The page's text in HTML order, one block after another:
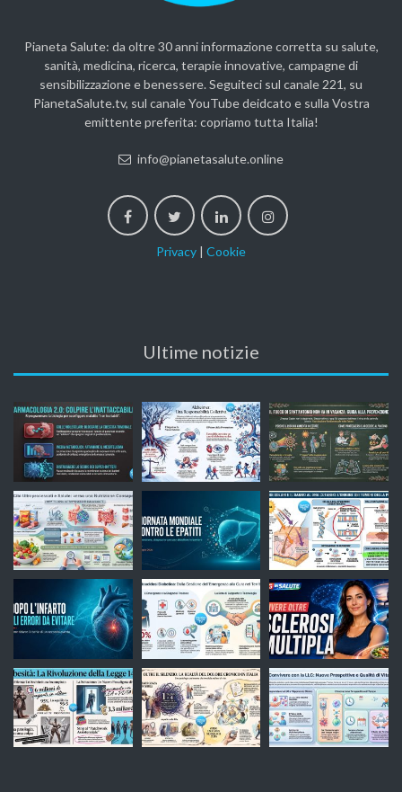
Pianeta Salute: da oltre 30 anni informazione corretta su salute,
sanità, medicina, ricerca, terapie innovative, campagne di
sensibilizzazione e benessere. Seguiteci sul canale 221, su
PianetaSalute.tv, sul canale YouTube deidcato e sulla Vostra
emittente preferita: copriamo tutta Italia!
info@pianetasalute.online
Privacy | Cookie
Ultime notizie